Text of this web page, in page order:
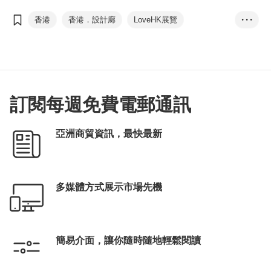
香港 香港．設計廊
LoveHK展覽
• • •
訂閱每週免費電郵通訊
亞洲商貿資訊，最快最新
多媒體方式展示市場先機
簡易介面，讓你隨時隨地輕鬆閱讀